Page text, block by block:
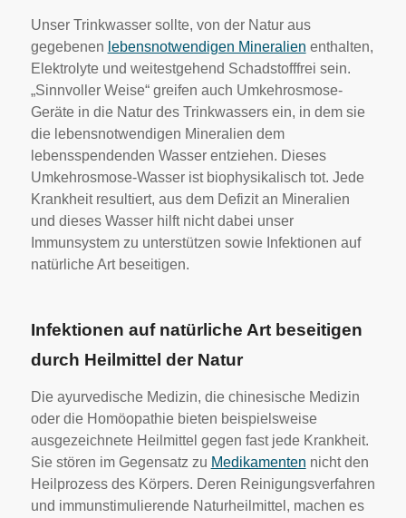
Unser Trinkwasser sollte, von der Natur aus
gegebenen lebensnotwendigen Mineralien enthalten,
Elektrolyte und weitestgehend Schadstofffrei sein.
„Sinnvoller Weise“ greifen auch Umkehrosmose-
Geräte in die Natur des Trinkwassers ein, in dem sie
die lebensnotwendigen Mineralien dem
lebensspendenden Wasser entziehen. Dieses
Umkehrosmose-Wasser ist biophysikalisch tot. Jede
Krankheit resultiert, aus dem Defizit an Mineralien
und dieses Wasser hilft nicht dabei unser
Immunsystem zu unterstützen sowie Infektionen auf
natürliche Art beseitigen.
Infektionen auf natürliche Art beseitigen
durch Heilmittel der Natur
Die ayurvedische Medizin, die chinesische Medizin
oder die Homöopathie bieten beispielsweise
ausgezeichnete Heilmittel gegen fast jede Krankheit.
Sie stören im Gegensatz zu Medikamenten nicht den
Heilprozess des Körpers. Deren Reinigungsverfahren
und immunstimulierende Naturheilmittel, machen es